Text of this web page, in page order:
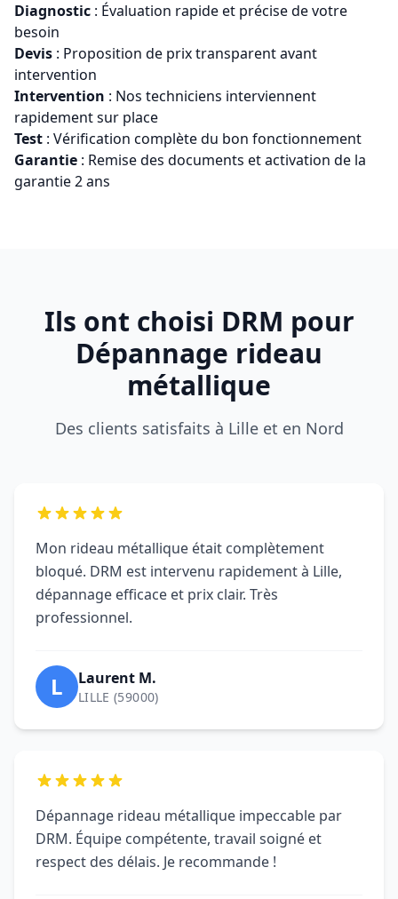
Diagnostic : Évaluation rapide et précise de votre
besoin
Devis : Proposition de prix transparent avant
intervention
Intervention : Nos techniciens interviennent
rapidement sur place
Test : Vérification complète du bon fonctionnement
Garantie : Remise des documents et activation de la
garantie 2 ans
Ils ont choisi DRM pour
Dépannage rideau
métallique
Des clients satisfaits à Lille et en Nord
Mon rideau métallique était complètement
bloqué. DRM est intervenu rapidement à Lille,
dépannage efficace et prix clair. Très
professionnel.
L Laurent M.
LILLE (59000)
Dépannage rideau métallique impeccable par
DRM. Équipe compétente, travail soigné et
respect des délais. Je recommande !